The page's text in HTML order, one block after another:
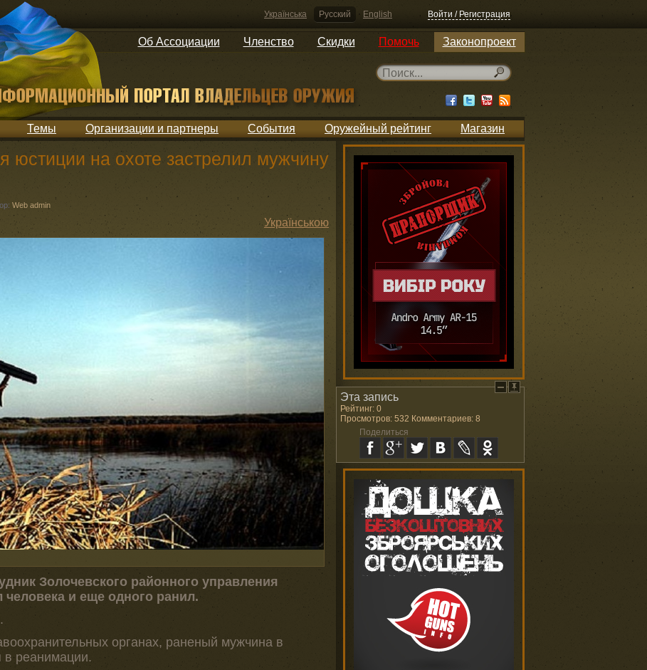
Українська Русский English Войти / Регистрация
Об Ассоциации Членство Скидки Помочь Законопроект
Темы Организации и партнеры События Оружейный рейтинг Магазин
юстиции на охоте застрелил мужчину
Web admin
Українською
Золочевского районного управления
человека и еще одного ранил.
органах, раненый мужчина в
в реанимации.
Эта запись
Рейтинг: 0
Просмотров: 532 Комментариев: 8
Поделиться